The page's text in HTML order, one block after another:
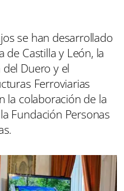
se han desarrollado
de Castilla y León, la
Duero y el
Ferroviarias
la colaboración de la
Fundación Personas